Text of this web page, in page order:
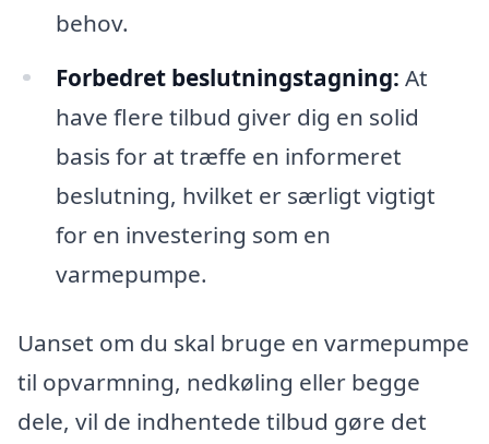
behov.
Forbedret beslutningstagning: At
have flere tilbud giver dig en solid
basis for at træffe en informeret
beslutning, hvilket er særligt vigtigt
for en investering som en
varmepumpe.
Uanset om du skal bruge en varmepumpe
til opvarmning, nedkøling eller begge
dele, vil de indhentede tilbud gøre det